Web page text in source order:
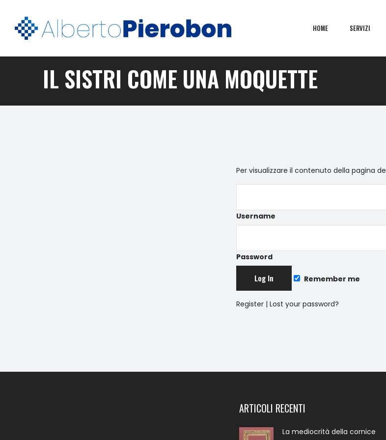
HOME SERVIZI
IL SISTRI COME UNA MOQUETTE
Per visualizzare il contenuto della pagina
Username
Password
Remember me
Register |Lost your password?
ARTICOLI RECENTI
La mediocrità della cornice